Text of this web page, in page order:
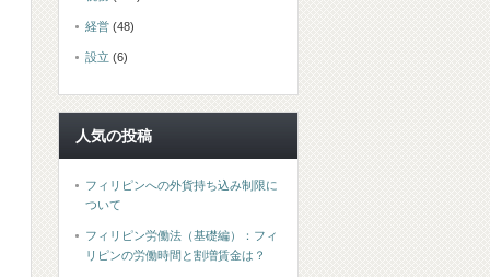
経営 (48)
設立 (6)
人気の投稿
フィリピンへの外貨持ち込み制限に
ついて
フィリピン労働法（基礎編）：フィ
リピンの労働時間と割増賃金は？